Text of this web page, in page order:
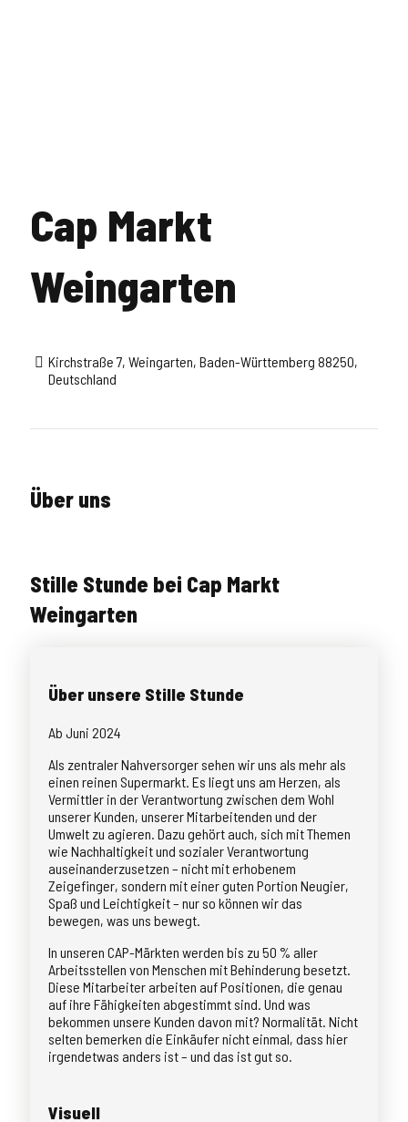
Cap Markt
Weingarten
Kirchstraße 7, Weingarten, Baden-Württemberg 88250,
Deutschland
Über uns
Stille Stunde bei Cap Markt
Weingarten
Über unsere Stille Stunde
Ab Juni 2024
Als zentraler Nahversorger sehen wir uns als mehr als
einen reinen Supermarkt. Es liegt uns am Herzen, als
Vermittler in der Verantwortung zwischen dem Wohl
unserer Kunden, unserer Mitarbeitenden und der
Umwelt zu agieren. Dazu gehört auch, sich mit Themen
wie Nachhaltigkeit und sozialer Verantwortung
auseinanderzusetzen – nicht mit erhobenem
Zeigefinger, sondern mit einer guten Portion Neugier,
Spaß und Leichtigkeit – nur so können wir das
bewegen, was uns bewegt.
In unseren CAP-Märkten werden bis zu 50 % aller
Arbeitsstellen von Menschen mit Behinderung besetzt.
Diese Mitarbeiter arbeiten auf Positionen, die genau
auf ihre Fähigkeiten abgestimmt sind. Und was
bekommen unsere Kunden davon mit? Normalität. Nicht
selten bemerken die Einkäufer nicht einmal, dass hier
irgendetwas anders ist – und das ist gut so.
Visuell